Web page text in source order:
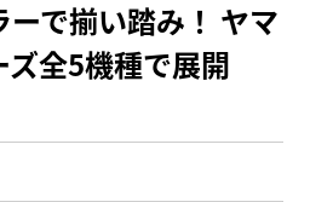
で揃い踏み！ ヤマ
全5機種で展開